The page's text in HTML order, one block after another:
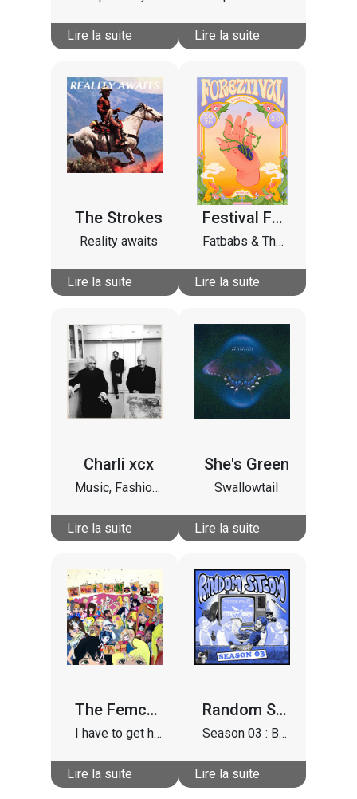
Lire la suite Lire la suite
The Strokes
Reality awaits
Lire la suite
Festival Foreztival #20 (édition 2026) - Vendredi 31 juillet
Fatbabs & The Riddim Ryders - Théa - Danakil - Danyl - Ludwig Von 88 - Josman - Yuksek - Zentone - Perceval
Lire la suite
Charli xcx
Music, Fashion, Film
Lire la suite
She's Green
Swallowtail
Lire la suite
The Femcels
I have to get hotter
Lire la suite
Random Sitcom
Season 03 : Board on the Next Plane
Lire la suite